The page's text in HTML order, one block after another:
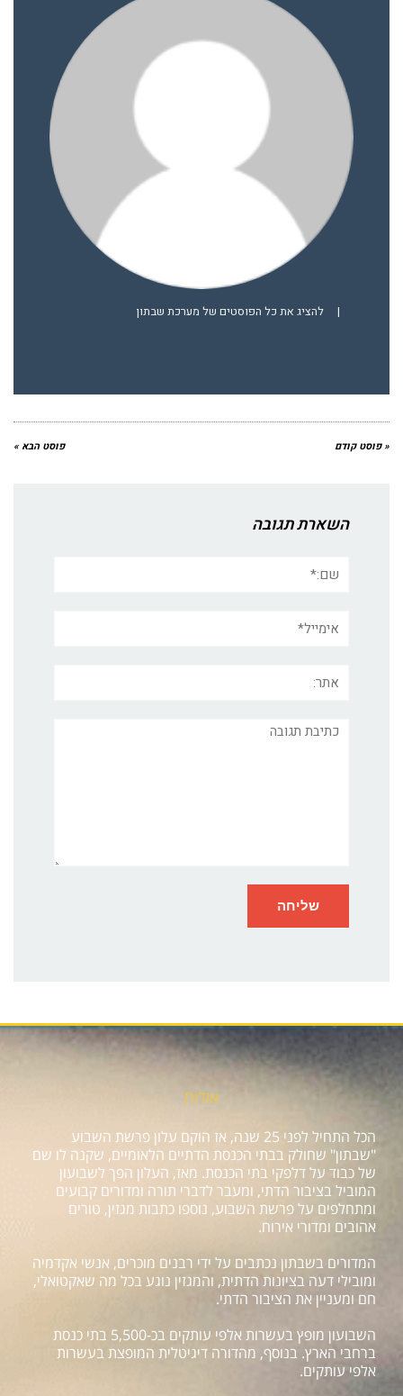
| להציג את כל הפוסטים של מערכת שבתון
« פוסט קודם פוסט הבא »
השארת תגובה
תגובה
אודות
הכל התחיל לפני 25 שנה, אז הוקם עלון פרשת השבוע
"שבתון" שחולק בבתי הכנסת הדתיים הלאומיים, שקנה לו שם
של כבוד על דלפקי בתי הכנסת. מאז, העלון הפך לשבועון
המוביל בציבור הדתי, ומעבר לדברי תורה ומדורים קבועים
ומתחלפים על פרשת השבוע, נוספו כתבות מגזין, טורים
אהובים ומדורי אירוח.
המדורים בשבתון נכתבים על ידי רבנים מוכרים, אנשי אקדמיה
ומובילי דעה בציונות הדתית, והמגזין נוגע בכל מה שאקטואלי,
חם ומעניין את הציבור הדתי.
השבועון מופץ בעשרות אלפי עותקים בכ-5,500 בתי כנסת
ברחבי הארץ. בנוסף, מהדורה דיגיטלית המופצת בעשרות
אלפי עותקים.